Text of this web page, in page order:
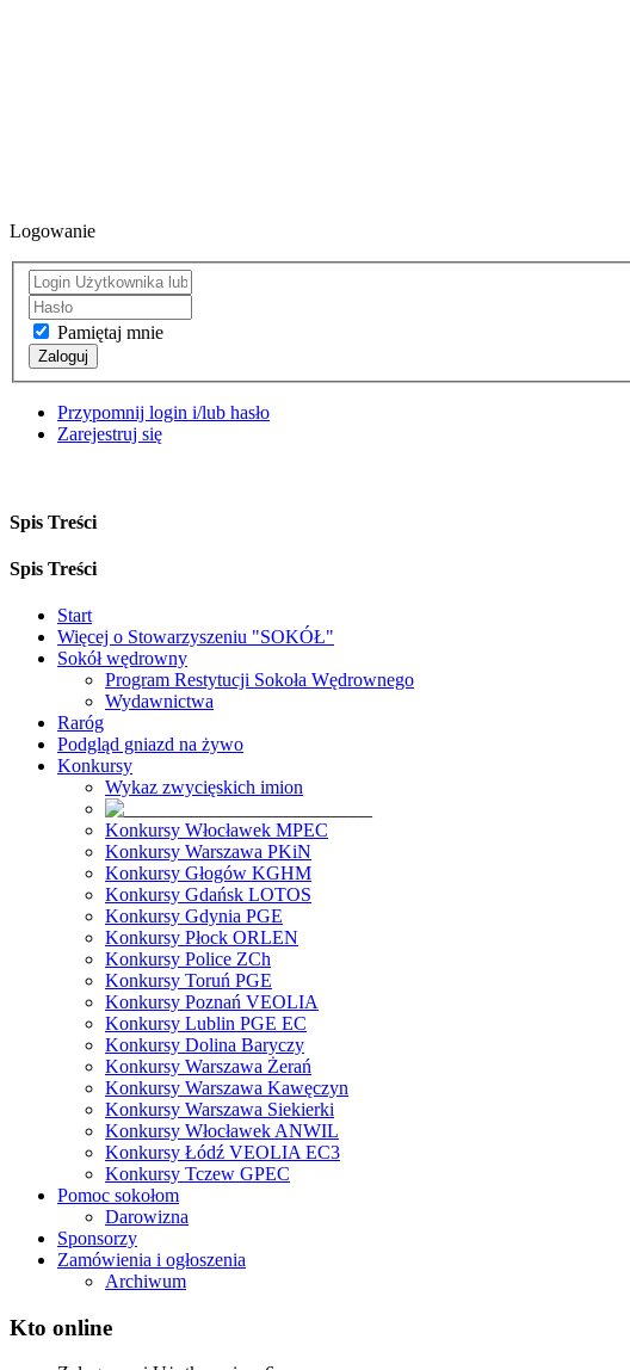
Logowanie
Pamiętaj mnie
Zaloguj
Przypomnij login i/lub hasło
Zarejestruj się
Spis Treści
Spis Treści
Start
Więcej o Stowarzyszeniu "SOKÓŁ"
Sokół wędrowny
Program Restytucji Sokoła Wędrownego
Wydawnictwa
Raróg
Podgląd gniazd na żywo
Konkursy
Wykaz zwycięskich imion
Konkursy Włocławek MPEC
Konkursy Warszawa PKiN
Konkursy Głogów KGHM
Konkursy Gdańsk LOTOS
Konkursy Gdynia PGE
Konkursy Płock ORLEN
Konkursy Police ZCh
Konkursy Toruń PGE
Konkursy Poznań VEOLIA
Konkursy Lublin PGE EC
Konkursy Dolina Baryczy
Konkursy Warszawa Żerań
Konkursy Warszawa Kawęczyn
Konkursy Warszawa Siekierki
Konkursy Włocławek ANWIL
Konkursy Łódź VEOLIA EC3
Konkursy Tczew GPEC
Pomoc sokołom
Darowizna
Sponsorzy
Zamówienia i ogłoszenia
Archiwum
Kto online